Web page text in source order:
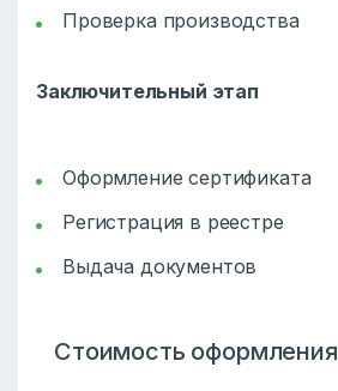
Проверка производства
Заключительный этап
Оформление сертификата
Регистрация в реестре
Выдача документов
Стоимость оформления